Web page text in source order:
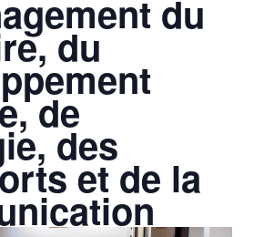
du
du
de
des
et de la